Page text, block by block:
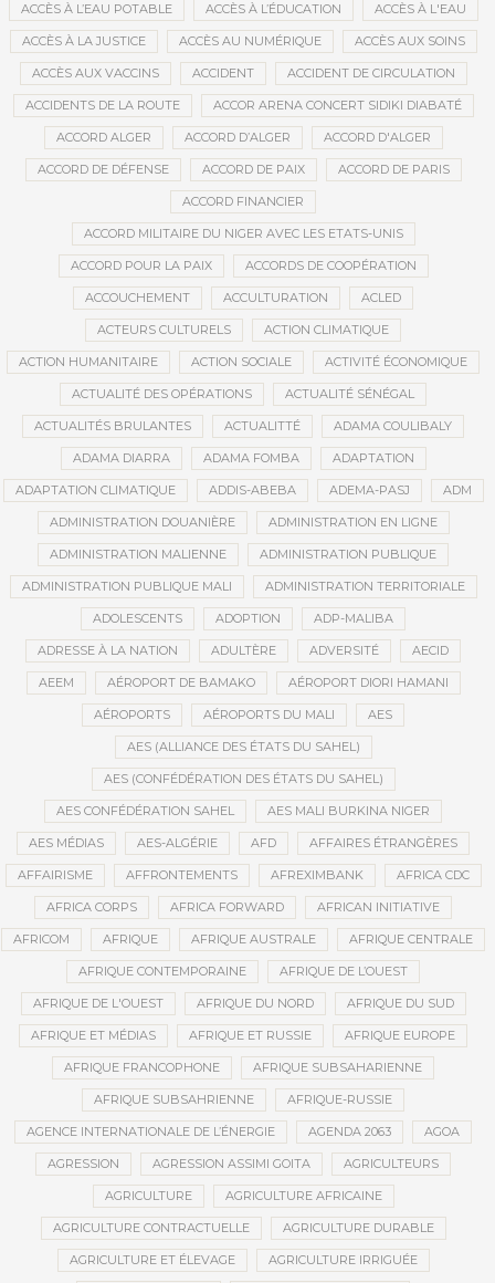
ACCÈS À L’EAU POTABLE ACCÈS À L’ÉDUCATION ACCÈS À L'EAU
ACCÈS À LA JUSTICE ACCÈS AU NUMÉRIQUE ACCÈS AUX SOINS
ACCÈS AUX VACCINS ACCIDENT ACCIDENT DE CIRCULATION
ACCIDENTS DE LA ROUTE ACCOR ARENA CONCERT SIDIKI DIABATÉ
ACCORD ALGER ACCORD D’ALGER ACCORD D'ALGER
ACCORD DE DÉFENSE ACCORD DE PAIX ACCORD DE PARIS
ACCORD FINANCIER
ACCORD MILITAIRE DU NIGER AVEC LES ETATS-UNIS
ACCORD POUR LA PAIX ACCORDS DE COOPÉRATION
ACCOUCHEMENT ACCULTURATION ACLED
ACTEURS CULTURELS ACTION CLIMATIQUE
ACTION HUMANITAIRE ACTION SOCIALE ACTIVITÉ ÉCONOMIQUE
ACTUALITÉ DES OPÉRATIONS ACTUALITÉ SÉNÉGAL
ACTUALITÉS BRULANTES ACTUALITTÉ ADAMA COULIBALY
ADAMA DIARRA ADAMA FOMBA ADAPTATION
ADAPTATION CLIMATIQUE ADDIS-ABEBA ADEMA-PASJ ADM
ADMINISTRATION DOUANIÈRE ADMINISTRATION EN LIGNE
ADMINISTRATION MALIENNE ADMINISTRATION PUBLIQUE
ADMINISTRATION PUBLIQUE MALI ADMINISTRATION TERRITORIALE
ADOLESCENTS ADOPTION ADP-MALIBA
ADRESSE À LA NATION ADULTÈRE ADVERSITÉ AECID
AEEM AÉROPORT DE BAMAKO AÉROPORT DIORI HAMANI
AÉROPORTS AÉROPORTS DU MALI AES
AES (ALLIANCE DES ÉTATS DU SAHEL)
AES (CONFÉDÉRATION DES ÉTATS DU SAHEL)
AES CONFÉDÉRATION SAHEL AES MALI BURKINA NIGER
AES MÉDIAS AES-ALGÉRIE AFD AFFAIRES ÉTRANGÈRES
AFFAIRISME AFFRONTEMENTS AFREXIMBANK AFRICA CDC
AFRICA CORPS AFRICA FORWARD AFRICAN INITIATIVE
AFRICOM AFRIQUE AFRIQUE AUSTRALE AFRIQUE CENTRALE
AFRIQUE CONTEMPORAINE AFRIQUE DE L’OUEST
AFRIQUE DE L'OUEST AFRIQUE DU NORD AFRIQUE DU SUD
AFRIQUE ET MÉDIAS AFRIQUE ET RUSSIE AFRIQUE EUROPE
AFRIQUE FRANCOPHONE AFRIQUE SUBSAHARIENNE
AFRIQUE SUBSAHRIENNE AFRIQUE-RUSSIE
AGENCE INTERNATIONALE DE L’ÉNERGIE AGENDA 2063 AGOA
AGRESSION AGRESSION ASSIMI GOITA AGRICULTEURS
AGRICULTURE AGRICULTURE AFRICAINE
AGRICULTURE CONTRACTUELLE AGRICULTURE DURABLE
AGRICULTURE ET ÉLEVAGE AGRICULTURE IRRIGUÉE